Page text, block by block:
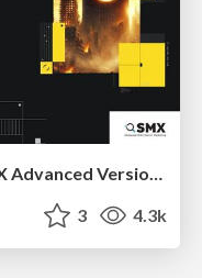
End of SEO as We Know It (SMX Advanced Version)
3 4.3k